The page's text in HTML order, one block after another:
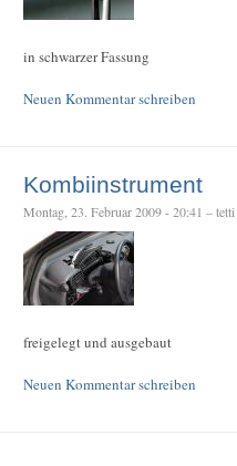
in schwarzer Fassung
Neuen Kommentar schreiben
Kombiinstrument
Montag, 23. Februar 2009 - 20:41 – tetti
freigelegt und ausgebaut
Neuen Kommentar schreiben